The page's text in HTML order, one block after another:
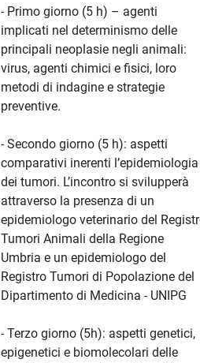
- Primo giorno (5 h) – agenti
implicati nel determinismo delle
principali neoplasie negli animali:
virus, agenti chimici e fisici, loro
metodi di indagine e strategie
preventive.
- Secondo giorno (5 h): aspetti
comparativi inerenti l’epidemiologia
dei tumori. L’incontro si svilupperà
attraverso la presenza di un
epidemiologo veterinario del
Tumori Animali della Regione
Umbria e un epidemiologo del
Registro Tumori di Popolazione del
Dipartimento di Medicina - UNIPG
- Terzo giorno (5h): aspetti genetici,
epigenetici e biomolecolari delle